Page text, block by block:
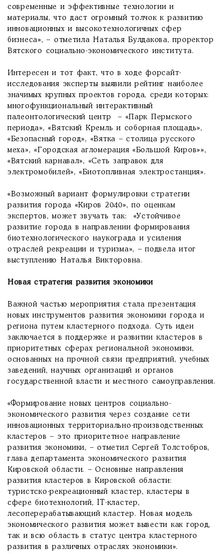
современные и эффективные технологии и
материалы, что даст огромный толчок к развитию
инновационных и высокотехнологичных сфер
бизнеса», – отметила Наталья Булдакова, проректор
Вятского социально-экономического института.
Интересен и тот факт, что в ходе форсайт-
исследования эксперты выявили рейтинг наиболее
значимых крупных проектов города, среди которых:
многофункциональный интерактивный
палеонтологический центр – «Парк Пермского
периода», «Вятский Кремль и соборная площадь»,
«Безопасный город», «Вятка – столица русского
меха», «Городская агломерация «Большой Киров»»,
«Вятский карнавал», «Сеть заправок для
электромобилей», «Биотопливная электростанция».
«Возможный вариант формулировки стратегии
развития города «Киров 2040», по оценкам
экспертов, может звучать так: «Устойчивое
развитие города в направлении формирования
биотехнологического наукограда и усиления
отраслей рекреации и туризма», – подвела итог
выступлению Наталья Викторовна.
Новая стратегия развития экономики
Важной частью мероприятия стала презентация
новых инструментов развития экономики города и
региона путем кластерного подхода. Суть идеи
заключается в поддержке и развитии кластеров в
приоритетных сферах региональной экономики,
основанных на прочной связи предприятий, учебных
заведений, научных организаций и органов
государственной власти и местного самоуправления.
«Формирование новых цент­ров социально-
экономического развития через создание сети
инновационных территориально-производственных
кластеров – это приоритетное направление
развития экономики, – отметил Сергей Толстобров,
глава департамента экономического развития
Кировской области. – Основные направления
развития кластеров в Кировской области:
туристско-рекреационный кластер, кластеры в
сфере биотехнологий, IT-кластер,
лесоперерабатывающий кластер. Новая модель
экономического развития может вывести как город,
так и всю область в статус центра кластерного
развития в различных отраслях экономики».